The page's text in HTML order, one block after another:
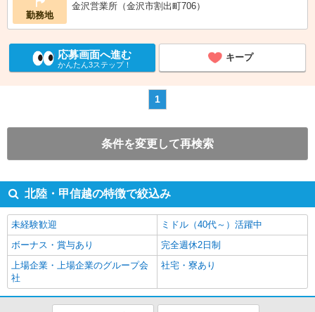
勤務地
金沢営業所（金沢市割出町706）
応募画面へ進む
かんたん3ステップ！
キープ
1
条件を変更して再検索
北陸・甲信越の特徴で絞込み
未経験歓迎
ミドル（40代～）活躍中
ボーナス・賞与あり
完全週休2日制
上場企業・上場企業のグループ会
社
社宅・寮あり